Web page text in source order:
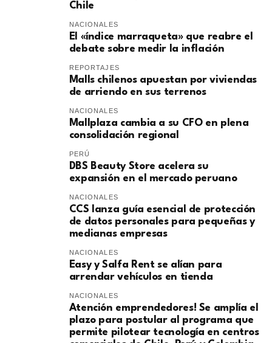
Chile
NACIONALES
El «índice marraqueta» que reabre el
debate sobre medir la inflación
REPORTAJES
Malls chilenos apuestan por viviendas
de arriendo en sus terrenos
NACIONALES
Mallplaza cambia a su CFO en plena
consolidación regional
PERÚ
DBS Beauty Store acelera su
expansión en el mercado peruano
NACIONALES
CCS lanza guía esencial de protección
de datos personales para pequeñas y
medianas empresas
NACIONALES
Easy y Salfa Rent se alían para
arrendar vehículos en tienda
NACIONALES
Atención emprendedores! Se amplía el
plazo para postular al programa que
permite pilotear tecnología en centros